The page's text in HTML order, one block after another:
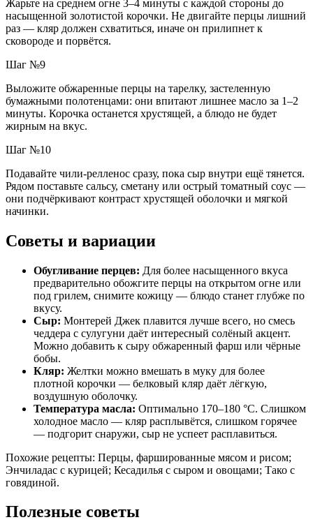
Жарьте на среднем огне 3–4 минуты с каждой стороны до
насыщенной золотистой корочки. Не двигайте перцы лишний
раз — кляр должен схватиться, иначе он прилипнет к
сковороде и порвётся.
Шаг №9
Выложите обжаренные перцы на тарелку, застеленную
бумажными полотенцами: они впитают лишнее масло за 1–2
минуты. Корочка останется хрустящей, а блюдо не будет
жирным на вкус.
Шаг №10
Подавайте чили-релленос сразу, пока сыр внутри ещё тянется.
Рядом поставьте сальсу, сметану или острый томатный соус —
они подчёркивают контраст хрустящей оболочки и мягкой
начинки.
Советы и вариации
Обугливание перцев: Для более насыщенного вкуса
предварительно обожгите перцы на открытом огне или
под грилем, снимите кожицу — блюдо станет глубже по
вкусу.
Сыр: Монтерей Джек плавится лучше всего, но смесь
чеддера с сулугуни даёт интересный солёный акцент.
Можно добавить к сыру обжаренный фарш или чёрные
бобы.
Кляр: Желтки можно вмешать в муку для более
плотной корочки — белковый кляр даёт лёгкую,
воздушную оболочку.
Температура масла: Оптимально 170–180 °C. Слишком
холодное масло — кляр расплывётся, слишком горячее
— подгорит снаружи, сыр не успеет расплавиться.
Похожие рецепты: Перцы, фаршированные мясом и рисом;
Энчиладас с курицей; Кесадилья с сыром и овощами; Тако с
говядиной.
Полезные советы